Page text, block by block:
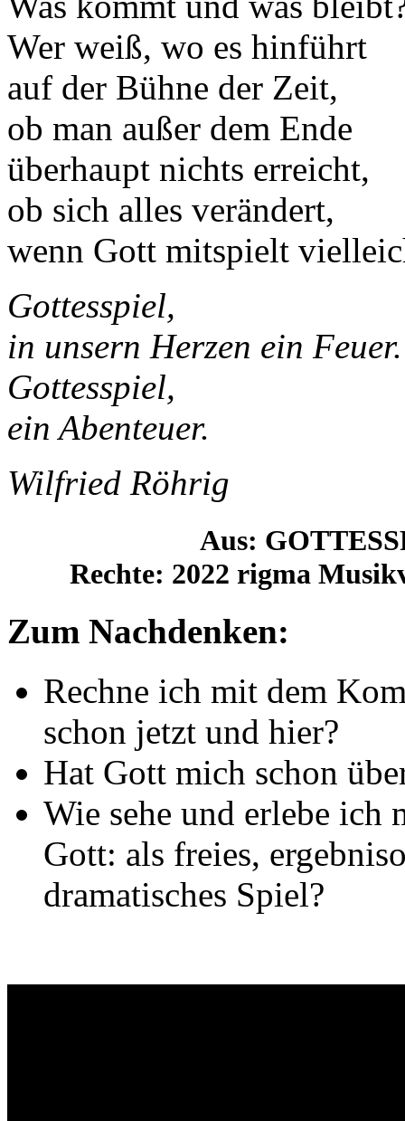
Wer weiß, wo es hinführt
auf der Bühne der Zeit,
ob man außer dem Ende
überhaupt nichts erreicht,
ob sich alles verändert,
wenn Gott mitspielt
Gottesspiel,
in unsern Herzen ein Feuer.
Gottesspiel,
ein Abenteuer.
Wilfried Röhrig
Aus:
Rechte: 2022 rigma
Zum Nachdenken:
Rechne ich mit dem
schon jetzt und hier?
Hat Gott mich schon
Wie sehe und erlebe ich
Gott: als freies,
dramatisches Spiel?